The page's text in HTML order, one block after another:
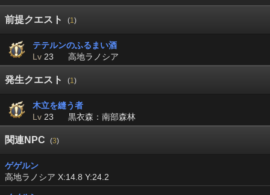
前提クエスト (1)
テテルンのふるまい酒
Lv 23 高地ラノシア
発生クエスト (1)
木立を縫う者
Lv 23 黒衣森：南部森林
関連NPC (3)
ゲゲルン
高地ラノシア X:14.8 Y:24.2